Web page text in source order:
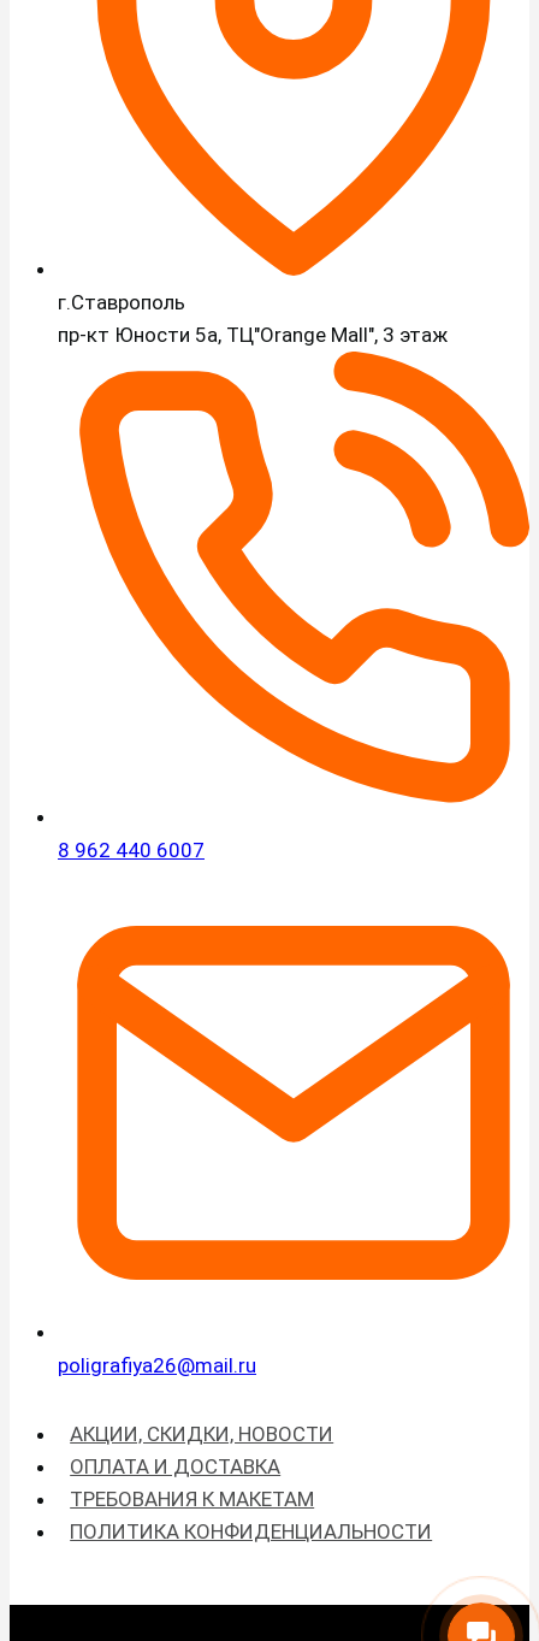
г.Ставрополь
пр-кт Юности 5а, ТЦ"Orange Mall", 3 этаж
8 962 440 6007
poligrafiya26@mail.ru
АКЦИИ, СКИДКИ, НОВОСТИ
ОПЛАТА И ДОСТАВКА
ТРЕБОВАНИЯ К МАКЕТАМ
ПОЛИТИКА КОНФИДЕНЦИАЛЬНОСТИ